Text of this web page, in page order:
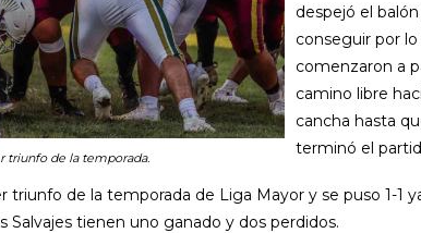
triunfo de la temporada.
despejó el
conseguir por
comenzaron a
camino libre
cancha hasta
terminó el
de la temporada de Liga Mayor y se puso 1-1
Salvajes tienen uno ganado y dos perdidos.